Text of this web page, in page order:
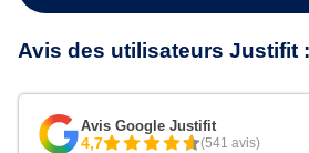
Avis des utilisateurs Justifit :
Avis Google Justifit
4,7 (541 avis)